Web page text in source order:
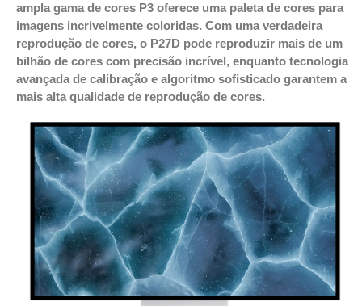
ampla gama de cores P3 oferece uma paleta de cores para
imagens incrivelmente coloridas. Com uma verdadeira
reprodução de cores, o P27D pode reproduzir mais de um
bilhão de cores com precisão incrível, enquanto tecnologia
avançada de calibração e algoritmo sofisticado garantem a
mais alta qualidade de reprodução de cores.